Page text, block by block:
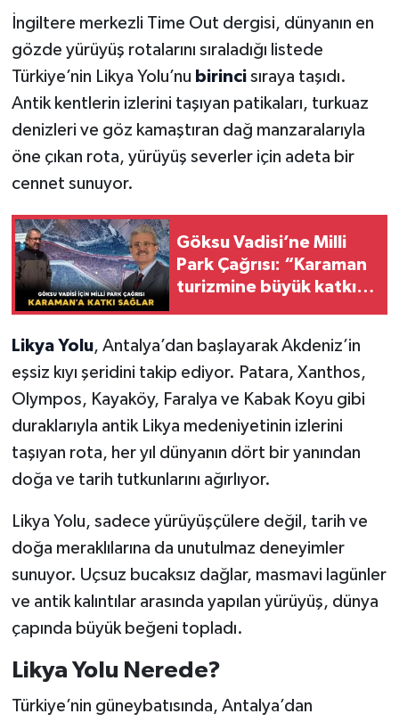
İngiltere merkezli Time Out dergisi, dünyanın en
gözde yürüyüş rotalarını sıraladığı listede
Türkiye’nin Likya Yolu’nu birincisıraya taşıdı.
Antik kentlerin izlerini taşıyan patikaları, turkuaz
denizleri ve göz kamaştıran dağ manzaralarıyla
öne çıkan rota, yürüyüş severler için adeta bir
cennet sunuyor.
Göksu Vadisi’ne Milli
Park Çağrısı: “Karaman
turizmine büyük katkı
Likya Yolu, Antalya’dan başlayarak Akdeniz’in
eşsiz kıyı şeridini takip ediyor. Patara, Xanthos,
Olympos, Kayaköy, Faralya ve Kabak Koyu gibi
duraklarıyla antik Likya medeniyetinin izlerini
taşıyan rota, her yıl dünyanın dört bir yanından
doğa ve tarih tutkunlarını ağırlıyor.
Likya Yolu, sadece yürüyüşçülere değil, tarih ve
doğa meraklılarına da unutulmaz deneyimler
sunuyor. Uçsuz bucaksız dağlar, masmavi lagünler
ve antik kalıntılar arasında yapılan yürüyüş, dünya
çapında büyük beğeni topladı.
Likya Yolu Nerede?
Türkiye’nin güneybatısında, Antalya’dan